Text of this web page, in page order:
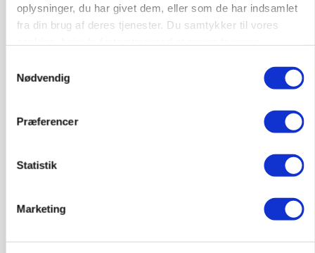
oplysninger, du har givet dem, eller som de har indsamlet
fra din brug af deres tjenester. Du samtykker til vores
Nødvendig
Præferencer
Statistik
Marketing
blevet klogere. Det kunne vi alle lære af
Annonce